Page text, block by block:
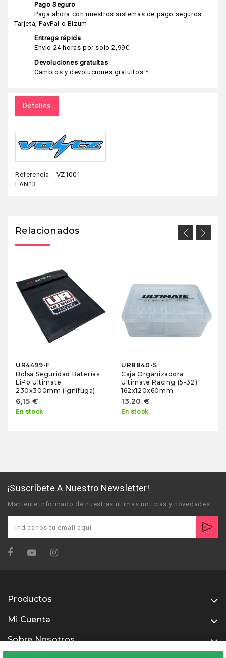
Pago Seguro
Paga ahora con nuestros sistemas de pago seguros.
Tarjeta, PayPal o Bizum
Entrega rápida
Envío 24 horas por solo 2,99€
Devoluciones gratuitas
Cambios y devoluciones gratuitos *
Detalles
Referencia
VZ1001
EAN13:
Relacionados
UR4499-F
Bolsa Seguridad Baterías
LiPo Ultimate
230x300mm (Ignífuga)
6,15 €
En stock
UR8840-S
Caja Organizadora
Ultimate Racing (5-32)
162x120x60mm
13,20 €
En stock
¡Suscríbete A Nuestro Newsletter!
Mantente informado de nuestras últimas noticias y novedades
Productos
Mi Cuenta
Sobre Nosotros